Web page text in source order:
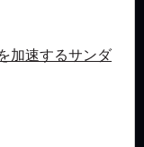
加速するサンダ